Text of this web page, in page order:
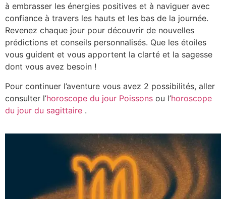
à embrasser les énergies positives et à naviguer avec
confiance à travers les hauts et les bas de la journée.
Revenez chaque jour pour découvrir de nouvelles
prédictions et conseils personnalisés. Que les étoiles
vous guident et vous apportent la clarté et la sagesse
dont vous avez besoin !
Pour continuer l’aventure vous avez 2 possibilités, aller
consulter l’horoscope du jour Poissons ou l’horoscope
du jour du sagittaire .